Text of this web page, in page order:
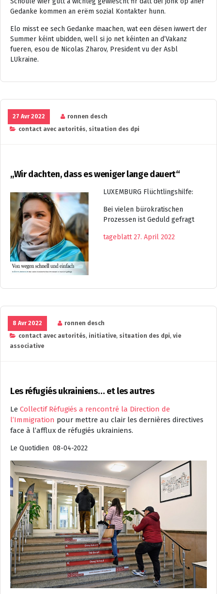
Gedanke kommen an erëm sozial Kontakter hunn.
Elo misst ee sech Gedanke maachen, wat een dësen iwwert der
Summer kéint ubidden, well si jo net kéinten an d’Vakanz
fueren, esou de Nicolas Zharov, President vu der Asbl
LUkraine.
27 Avr 2022
ronnen desch
contact avec autorités, situation des dpi
„Wir dachten, dass es weniger lange dauert“
LUXEMBURG Flüchtlingshilfe:
Bei vielen bürokratischen
Prozessen ist Geduld gefragt
tageblatt 27. April 2022
8 Avr 2022
ronnen desch
contact avec autorités, initiative, situation des dpi, vie
associative
Les réfugiés ukrainiens… et les autres
Le Collectif Réfugiés a rencontré la Direction de
l’Immigration pour mettre au clair les dernières directives
face à l’afflux de réfugiés ukrainiens.
Le Quotidien 08-04-2022